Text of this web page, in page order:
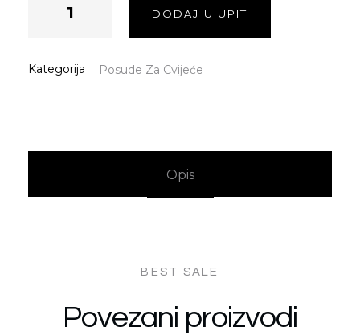
DODAJ U UPIT
Kategorija Posude Za Cvijeće
Opis
Povezani proizvodi